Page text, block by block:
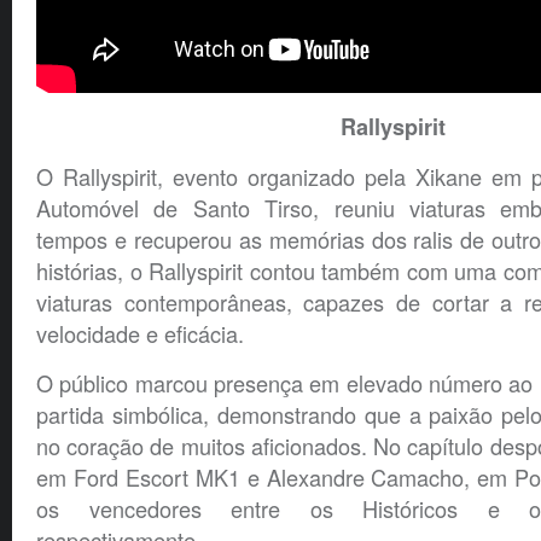
Rallyspirit
O Rallyspirit, evento organizado pela Xikane em
Automóvel de Santo Tirso, reuniu viaturas
tempos e recuperou as memórias dos ralis de
histórias, o Rallyspirit contou também com uma
viaturas contemporâneas, capazes de cortar a
velocidade e eficácia.
O público marcou presença em elevado número
partida simbólica, demonstrando que a paixão
no coração de muitos aficionados. No capítulo
em Ford Escort MK1 e Alexandre Camacho, em
os vencedores entre os Históricos e os